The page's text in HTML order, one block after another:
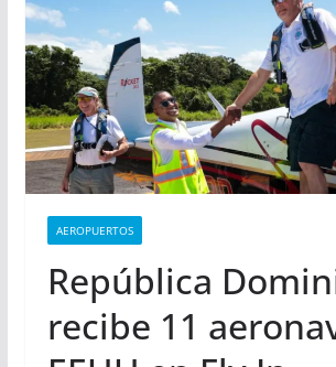
AEROPUERTOS
República
recibe 11